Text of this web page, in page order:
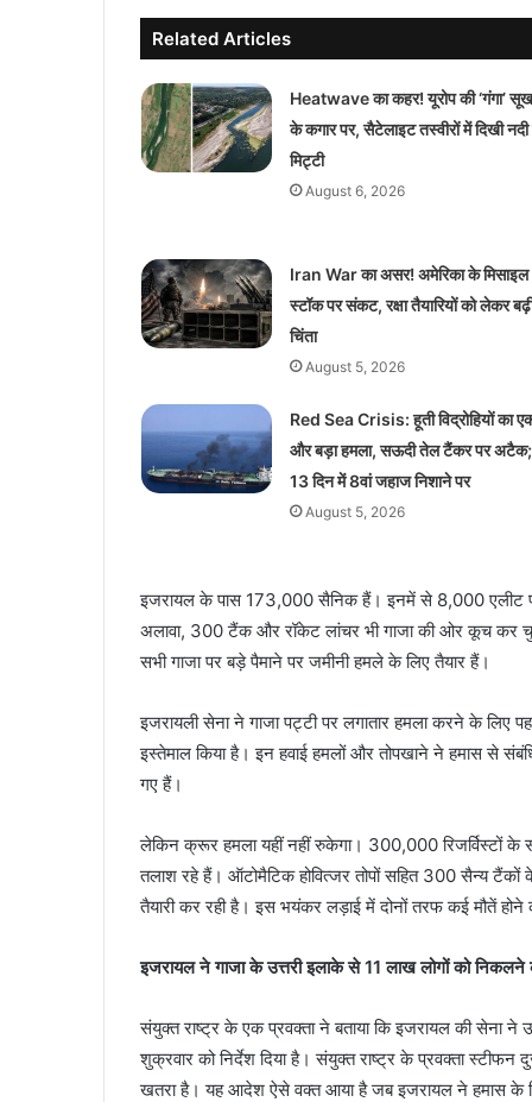
Related Articles
Heatwave का कहर! यूरोप की ‘गंगा’
के कगार पर, सैटेलाइट तस्वीरों में दिखी नदी
मिट्टी
August 6, 2026
Iran War का असर! अमेरिका के मिसाइल
स्टॉक पर संकट, रक्षा तैयारियों को लेकर
चिंता
August 5, 2026
Red Sea Crisis: हूती विद्रोहियों का
और बड़ा हमला, सऊदी तेल टैंकर पर अटैक;
13 दिन में 8वां जहाज निशाने पर
August 5, 2026
इजरायल के पास 173,000 सैनिक हैं। इनमें से 8,000 एलीट
अलावा, 300 टैंक और रॉकेट लांचर भी गाजा की ओर कूच कर
सभी गाजा पर बड़े पैमाने पर जमीनी हमले के लिए तैयार हैं।
इजरायली सेना ने गाजा पट्टी पर लगातार हमला करने के लिए
इस्तेमाल किया है। इन हवाई हमलों और तोपखाने ने हमास से
गए हैं।
लेकिन क्रूर हमला यहीं नहीं रुकेगा। 300,000 रिजर्विस्टों
तलाश रहे हैं। ऑटोमैटिक होवित्जर तोपों सहित 300 सैन्य
तैयारी कर रही है। इस भयंकर लड़ाई में दोनों तरफ कई मौतें
इजरायल ने गाजा के उत्तरी इलाके से 11 लाख लोगों को निकलने
संयुक्त राष्ट्र के एक प्रवक्ता ने बताया कि इजरायल की सेना
शुक्रवार को निर्देश दिया है। संयुक्त राष्ट्र के प्रवक्ता
खतरा है। यह आदेश ऐसे वक्त आया है जब इजरायल ने हमास के